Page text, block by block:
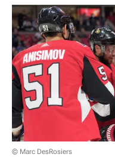
© Marc DesRosiers